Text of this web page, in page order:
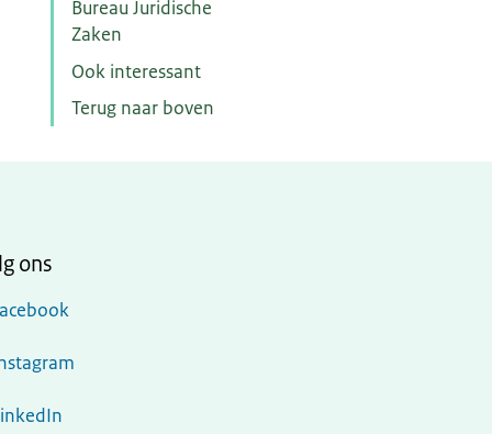
Bureau Juridische
Zaken
Ook interessant
Terug naar boven
ons